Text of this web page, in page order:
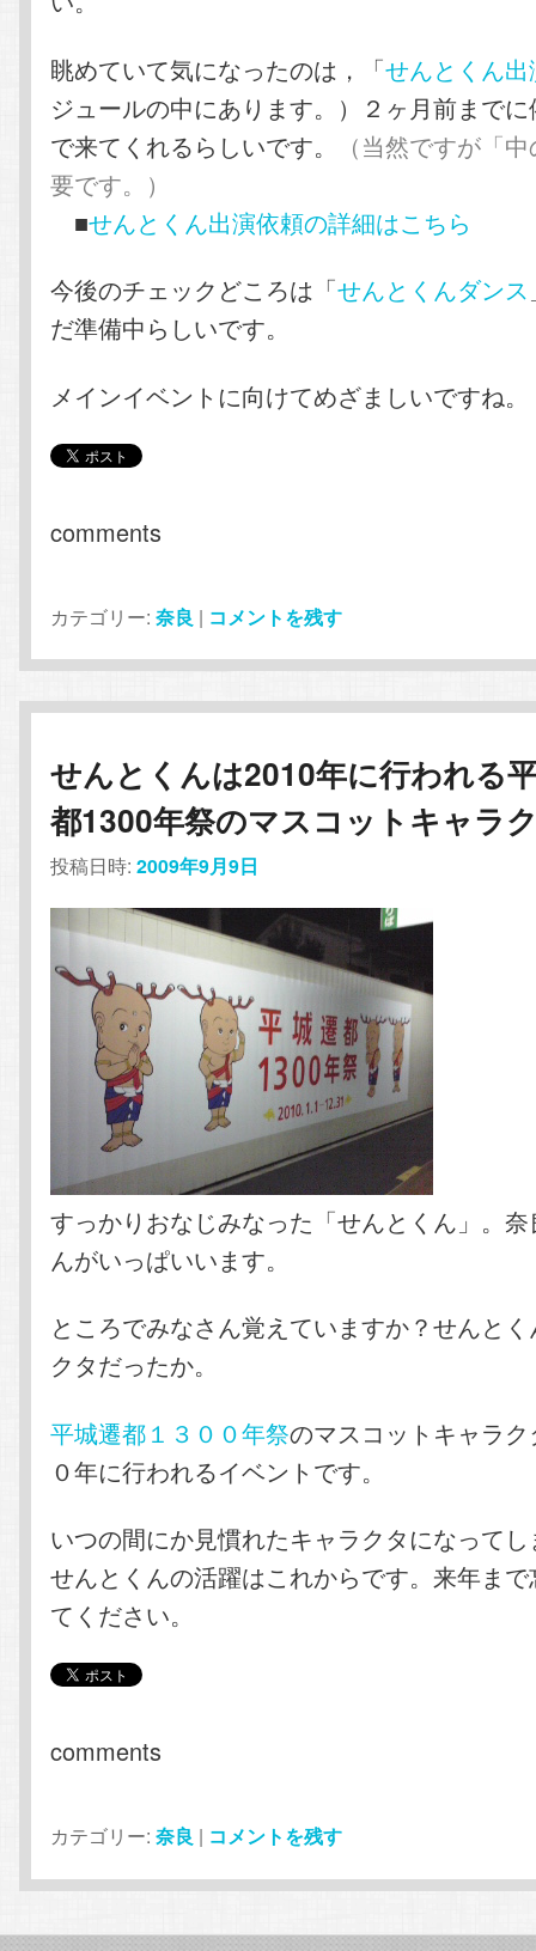
眺めていて気になったのは，「せんとくん
ジュールの中にあります。）２ヶ月前まで
で来てくれるらしいです。
（当然ですが「
要です。）
■せんとくん出演依頼の詳細はこちら
今後のチェックどころは「せんとくんダンス
だ準備中らしいです。
メインイベントに向けてめざましいですね。
comments
カテゴリー: 奈良 | コメントを残す
せんとくんは2010年に行われる
都1300年祭のマスコットキャラ
投稿日時:2009年9月9日
すっかりおなじみなった「せんとくん」。
んがいっぱいいます。
ところでみなさん覚えていますか？せんと
クタだったか。
平城遷都１３００年祭のマスコットキャラ
０年に行われるイベントです。
いつの間にか見慣れたキャラクタになって
せんとくんの活躍はこれからです。来年ま
てください。
comments
カテゴリー: 奈良 | コメントを残す